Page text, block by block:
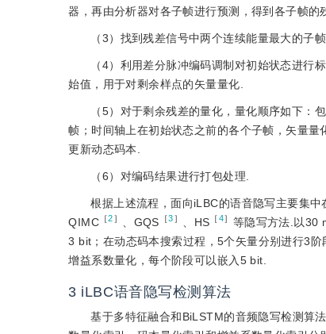
器，再由分析器对各子帧进行预测，得到各子帧的
（3）找到残差信号中两个连续能量最大的子
（4）利用差分脉冲编码调制对初始状态进行
始值，用于对剩余样点的矢量量化.
（5）对于剩余残差的量化，量化顺序如下
帧；时间轴上在初始状态之前的各个子帧，矢量
更新动态码本.
（6）对编码结果进行打包处理.
根据上述流程，面向iLBC的语音隐写主要集
QIMC［2］ 、GQS ［3］ 、HS ［4］ 等隐写方法.以30
3 bit；在动态码本搜索过程，5个矢量分别进行3
增益系数量化，每个阶段可以嵌入5 bit.
3 iLBC语音隐写检测算法
基于多特征融合和BiLSTM的音频隐写检测算